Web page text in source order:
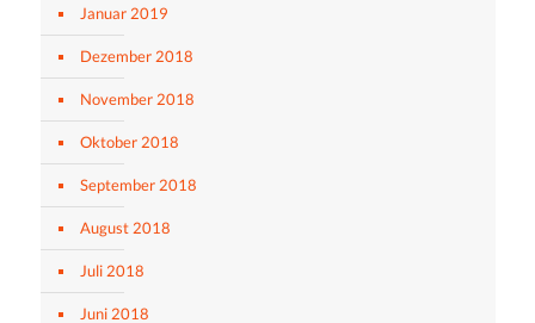
Januar 2019
Dezember 2018
November 2018
Oktober 2018
September 2018
August 2018
Juli 2018
Juni 2018